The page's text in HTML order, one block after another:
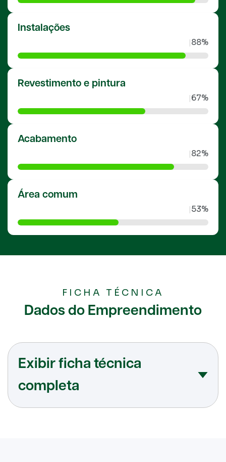
Instalações
|88%
Revestimento e pintura
|67%
Acabamento
|82%
Área comum
|53%
FICHA TÉCNICA
Dados do Empreendimento
Exibir ficha técnica
completa